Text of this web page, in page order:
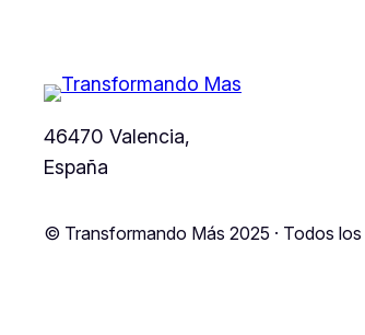
46470 Valencia,
España
© Transformando Más 2025 · Todos